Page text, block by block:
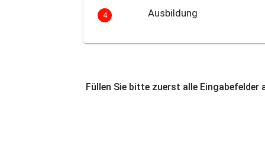
4 Ausbildung
Füllen Sie bitte zuerst alle Eingabefelder